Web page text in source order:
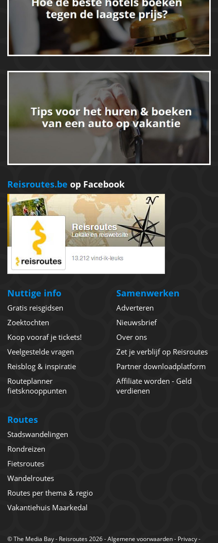
Reisroutes.be op Facebook
Nuttige info
Gratis reisgidsen
Zoektochten
Koop vooraf je tickets!
Veelgestelde vragen
Reisblog & inspiratie
Routeplanner
fietsknooppunten
Samenwerken
Adverteren
Nieuwsbrief
Over ons
Zet je verblijf op Reisroutes
Partner downloadplatform
Affiliate worden - Geld
verdienen
Routes
Stadswandelingen
Rondreizen
Fietsroutes
Wandelroutes
Routes per thema & regio
Vakantiehuis Maarkedal
©The Media Bay- Reisroutes 2026 -Algemene voorwaarden- Privacy-